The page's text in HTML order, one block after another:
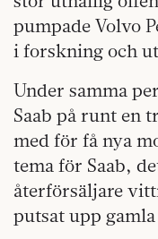
pumpade Volvo
i forskning och
Under samma
Saab på runt en
med för få nya
tema för Saab,
återförsäljare
putsat upp